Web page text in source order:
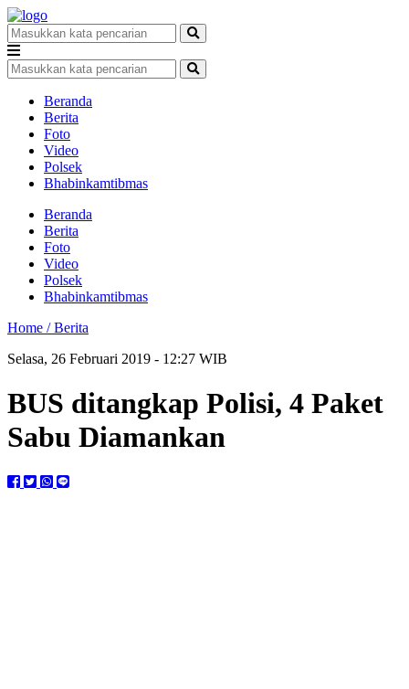
Beranda
Berita
Foto
Video
Polsek
Bhabinkamtibmas
Beranda
Berita
Foto
Video
Polsek
Bhabinkamtibmas
Home /Berita
Selasa, 26 Februari 2019 - 12:27 WIB
BUS ditangkap Polisi, 4 Paket
Sabu Diamankan